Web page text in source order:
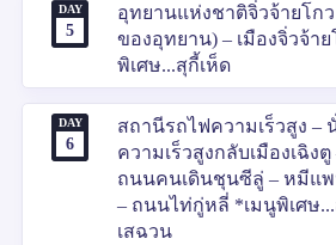
DAY
5
อุทยานแห่งชาติจิ่วจ้ายโกว
ของอุทยาน) – เมืองจิ่วจ้า
พิเศษ...สุกี้เห็ด
DAY
6
สถานีรถไฟความเร็วสูง –
ความเร็วสูงกลับเมืองเฉิง
ถนนคนเดินชุนซีลู่ – หมีแ
– ถนนไท่กู่หลี่ *เมนูพิเศษ
เสฉวน